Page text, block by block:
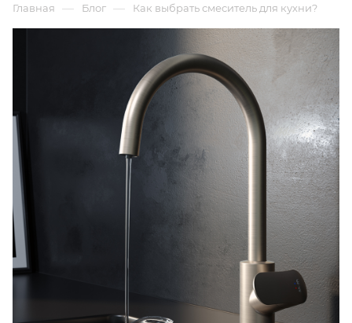
Главная — Блог — Как выбрать смеситель для кухни?